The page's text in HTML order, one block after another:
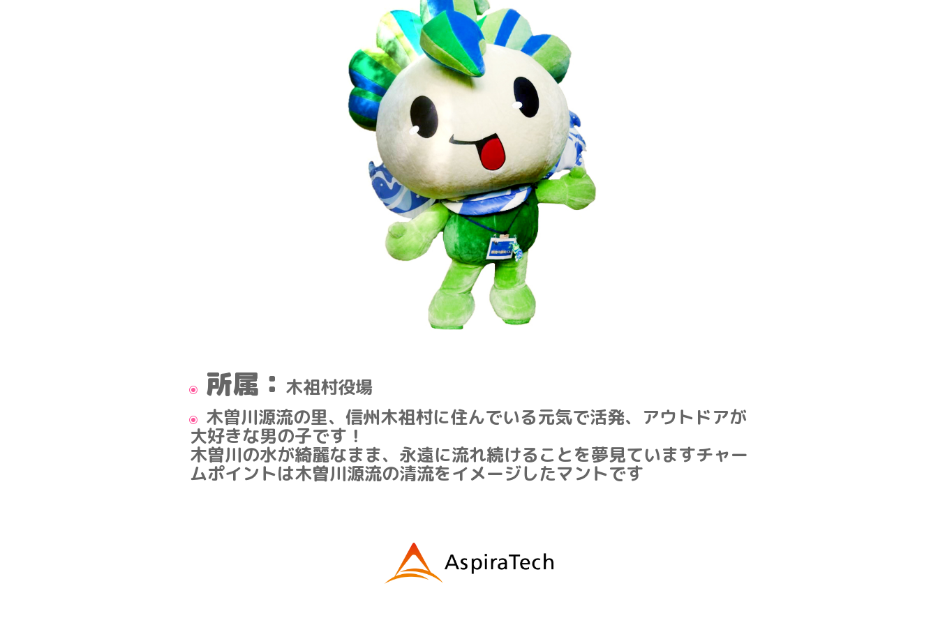
所属： 木祖村役場
木曽川源流の里、信州木祖村に住んでいる元気で活発、アウトドアが
大好きな男の子です！
木曽川の水が綺麗なまま、永遠に流れ続けることを夢見ていますチャー
ムポイントは木曽川源流の清流をイメージしたマントです